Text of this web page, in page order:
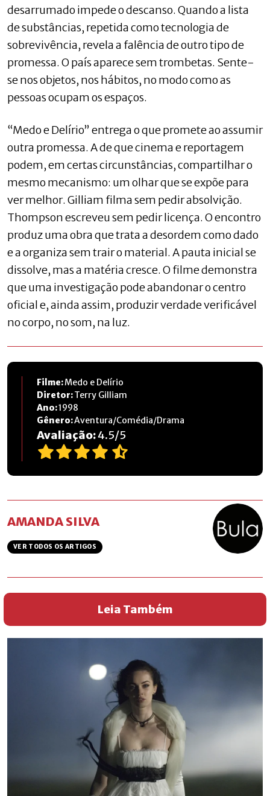
desarrumado impede o descanso. Quando a lista
de substâncias, repetida como tecnologia de
sobrevivência, revela a falência de outro tipo de
promessa. O país aparece sem trombetas. Sente-
se nos objetos, nos hábitos, no modo como as
pessoas ocupam os espaços.
“Medo e Delírio” entrega o que promete ao assumir
outra promessa. A de que cinema e reportagem
podem, em certas circunstâncias, compartilhar o
mesmo mecanismo: um olhar que se expõe para
ver melhor. Gilliam filma sem pedir absolvição.
Thompson escreveu sem pedir licença. O encontro
produz uma obra que trata a desordem como dado
e a organiza sem trair o material. A pauta inicial se
dissolve, mas a matéria cresce. O filme demonstra
que uma investigação pode abandonar o centro
oficial e, ainda assim, produzir verdade verificável
no corpo, no som, na luz.
Filme:Medo e Delírio
Diretor:Terry Gilliam
Ano:1998
Gênero:Aventura/Comédia/Drama
Avaliação:4.5/5
AMANDA SILVA
VER TODOS OS ARTIGOS
Leia Também